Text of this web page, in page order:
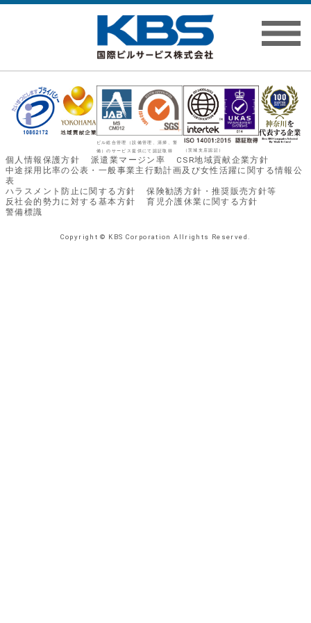
ビル総合管理（設備管理、清掃、警
備）のサービス提供にて認証取得
（茨城支店認証）
個人情報保護方針 派遣業マージン率
CSR地域貢献企業方針
中途採用比率の公表・一般事業主行動計画及び女性活躍に関する情報公
表
ハラスメント防⽌に関する⽅針
保険勧誘方針・推奨販売方針等
反社会的勢力に対する基本方針
育児介護休業に関する⽅針
警備標識
Copyright © KBS Corporation Allrights Reserved.